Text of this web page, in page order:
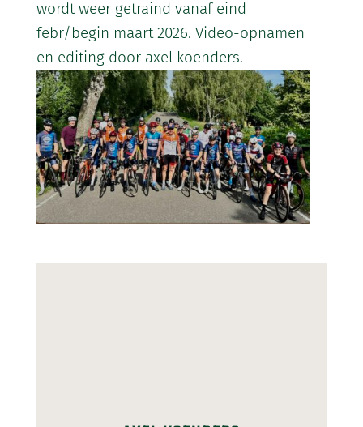
wordt weer getraind vanaf eind
febr/begin maart 2026. Video-opnamen
en editing door axel koenders.